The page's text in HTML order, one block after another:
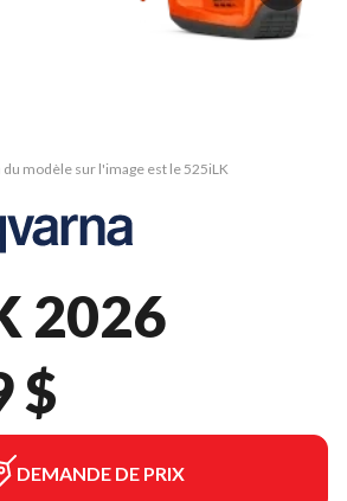
du modèle sur l'image est le 525iLK
2026
$
DEMANDE DE PRIX